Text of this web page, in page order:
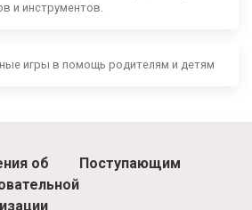
и инструментов.
игры в помощь родителям и детям
об
Поступающим